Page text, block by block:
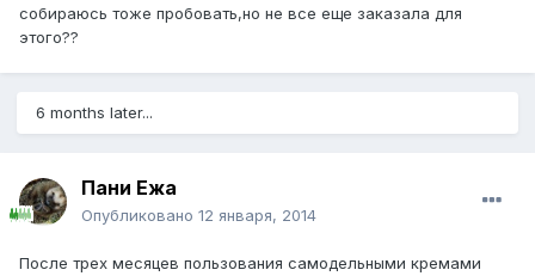
собираюсь тоже пробовать,но не все еще заказала для
этого??
6 months later...
Пани Ежа
Опубликовано 12 января, 2014
После трех месяцев пользования самодельными кремами